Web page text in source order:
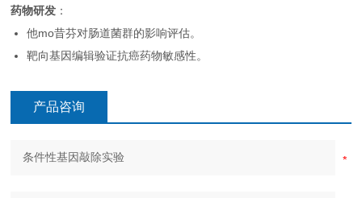
药物研发 ：
他mo昔芬对肠道菌群的影响评估。
靶向基因编辑验证抗癌药物敏感性。
产品咨询